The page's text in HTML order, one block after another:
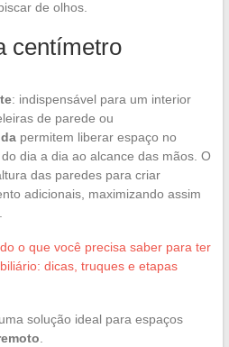
de olhos.
centímetro
: indispensável para um interior
de parede ou
permitem liberar espaço no
dia a dia ao alcance das mãos. O
das paredes para criar
adicionais, maximizando assim
o que você precisa saber para ter
dicas, truques e etapas
solução ideal para espaços